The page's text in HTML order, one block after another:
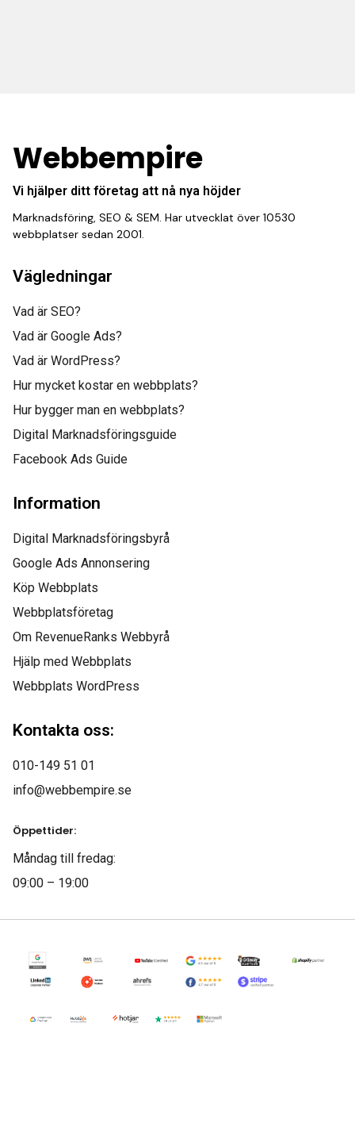
Webbempire
Vi hjälper ditt företag att nå nya höjder
Marknadsföring, SEO & SEM. Har utvecklat över 10530
webbplatser sedan 2001.
Vägledningar
Vad är SEO?
Vad är Google Ads?
Vad är WordPress?
Hur mycket kostar en webbplats?
Hur bygger man en webbplats?
Digital Marknadsföringsguide
Facebook Ads Guide
Information
Digital Marknadsföringsbyrå
Google Ads Annonsering
Köp Webbplats
Webbplatsföretag
Om RevenueRanks Webbyrå
Hjälp med Webbplats
Webbplats WordPress
Kontakta oss:
010-149 51 01
info@webbempire.se
Öppettider:
Måndag till fredag:
09:00 – 19:00